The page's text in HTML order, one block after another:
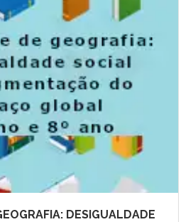
DESIGUALDADE